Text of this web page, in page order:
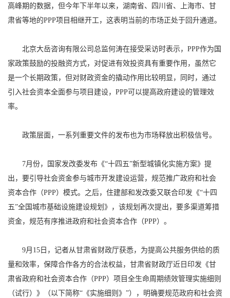
高峰期的数据，但今年下半年以来，湖南省、四川省、上海市、甘
肃省等地的PPP项目相继开工，这表明当前的市场正处于回升通道。
北京大岳咨询有限公司总监何涛在接受采访时表示，PPP作为国
家政策鼓励的投融资方式，对促进有效投资具有重要作用，虽然它
是一个长期政策，但对财政资金的撬动作用比较明显，同时，通过
引入社会资本全面参与项目建设，PPP可以提高政府建设的管理效
率。
政策层面，一系列重要文件的发布也为市场释放出积极信号。
7月份，国家发改委发布《“十四五”新型城镇化实施方案》提
出，要引导社会资金参与城市开发建设运营，规范推广政府和社会
资本合作（PPP）模式。之后，住建部和发改委又联合印发《“十四
五”全国城市基础设施建设规划》，该规划再次提出，要多渠道筹措
资金，规范有序推进政府和社会资本合作（PPP）。
9月15日，记者从甘肃省财政厅获悉，为提高公共服务供给的质
量和效率，保障合作各方的合法权益，甘肃省财政厅近日印发《甘
肃省政府和社会资本合作（PPP）项目全生命周期绩效管理实施细则
（试行）》（以下简称“《实施细则》”），明确要规范政府和社会资